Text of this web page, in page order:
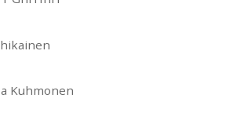
Kuhmonen